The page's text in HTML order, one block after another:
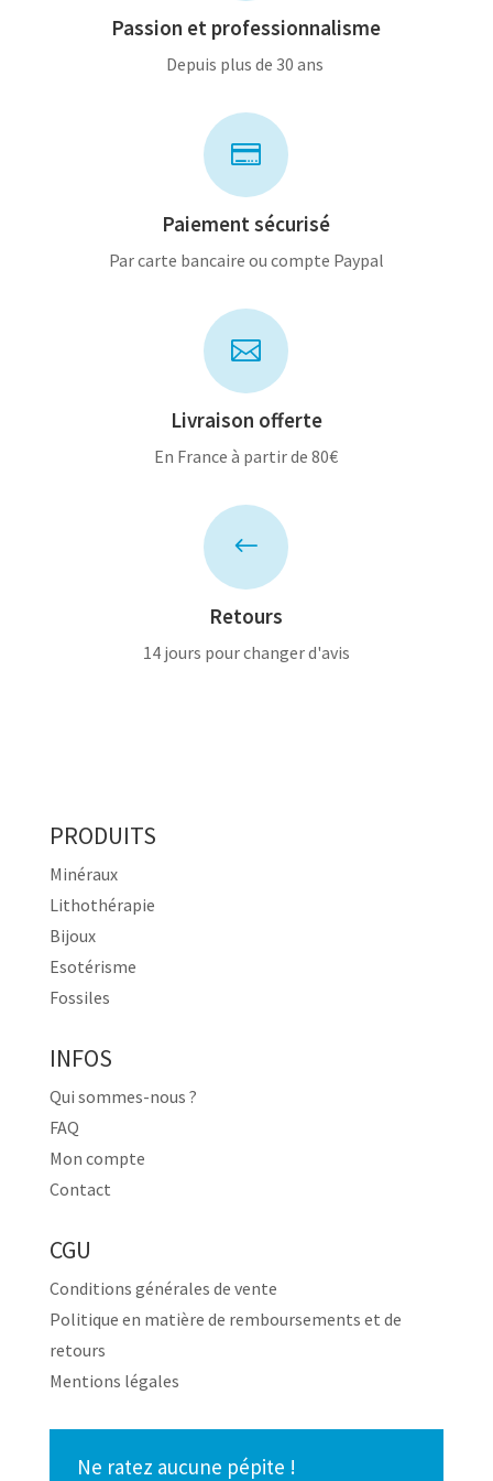
Passion et professionnalisme
Depuis plus de 30 ans

Paiement sécurisé
Par carte bancaire ou compte Paypal

Livraison offerte
En France à partir de 80€
#
Retours
14 jours pour changer d'avis
PRODUITS
Minéraux
Lithothérapie
Bijoux
Esotérisme
Fossiles
INFOS
Qui sommes-nous ?
FAQ
Mon compte
Contact
CGU
Conditions générales de vente
Politique en matière de remboursements et de
retours
Mentions légales
Ne ratez aucune pépite !